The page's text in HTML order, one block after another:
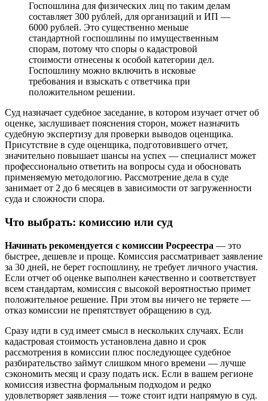
Госпошлина для физических лиц по таким делам
составляет 300 рублей, для организаций и ИП —
6000 рублей. Это существенно меньше
стандартной госпошлины по имущественным
спорам, потому что споры о кадастровой
стоимости отнесены к особой категории дел.
Госпошлину можно включить в исковые
требования и взыскать с ответчика при
положительном решении.
Суд назначает судебное заседание, в котором изучает отчет об
оценке, заслушивает пояснения сторон, может назначить
судебную экспертизу для проверки выводов оценщика.
Присутствие в суде оценщика, подготовившего отчет,
значительно повышает шансы на успех — специалист может
профессионально ответить на вопросы суда и обосновать
применяемую методологию. Рассмотрение дела в суде
занимает от 2 до 6 месяцев в зависимости от загруженности
суда и сложности спора.
Что выбрать: комиссию или суд
Начинать рекомендуется с комиссии Росреестра — это
быстрее, дешевле и проще. Комиссия рассматривает заявление
за 30 дней, не берет госпошлину, не требует личного участия.
Если отчет об оценке выполнен качественно и соответствует
всем стандартам, комиссия с высокой вероятностью примет
положительное решение. При этом вы ничего не теряете —
отказ комиссии не препятствует обращению в суд.
Сразу идти в суд имеет смысл в нескольких случаях. Если
кадастровая стоимость установлена давно и срок
рассмотрения в комиссии плюс последующее судебное
разбирательство займут слишком много времени — лучше
сэкономить месяц и сразу подать иск. Если в вашем регионе
комиссия известна формальным подходом и редко
удовлетворяет заявления — тоже стоит идти напрямую в суд.